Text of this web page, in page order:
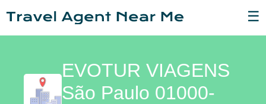
☰
EVOTUR VIAGENS
São Paulo 01000-